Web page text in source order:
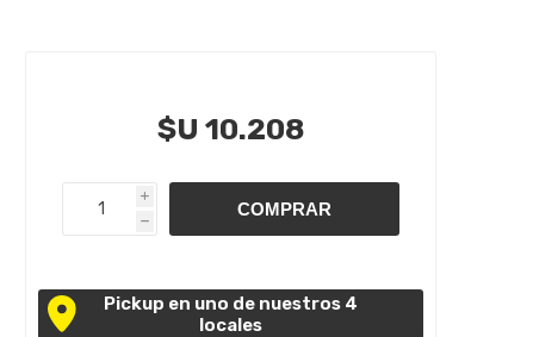
$U 10.208
i
h
Pickup en uno de nuestros 4
locales